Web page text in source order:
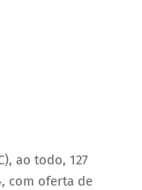
ao todo, 127
com oferta de